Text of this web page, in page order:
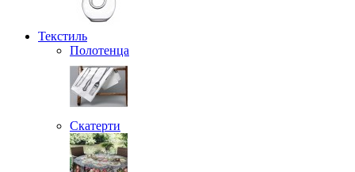
Текстиль
Полотенца
Скатерти